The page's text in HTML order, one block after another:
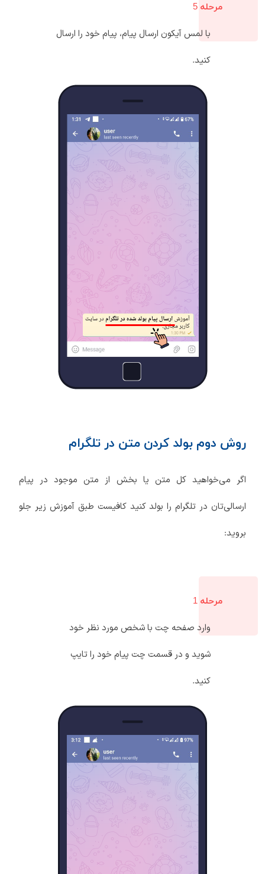
مرحله 5
با لمس آیکون ارسال پیام، پیام خود را ارسال
کنید.
روش دوم بولد کردن متن در تلگرام
اگر می‌خواهید کل متن یا بخش از متن موجود در پیام
ارسالی‌تان در تلگرام را بولد کنید کافیست طبق آموزش زیر جلو
بروید:
مرحله 1
وارد صفحه چت با شخص مورد نظر خود
شوید و در قسمت چت پیام خود را تایپ
کنید.